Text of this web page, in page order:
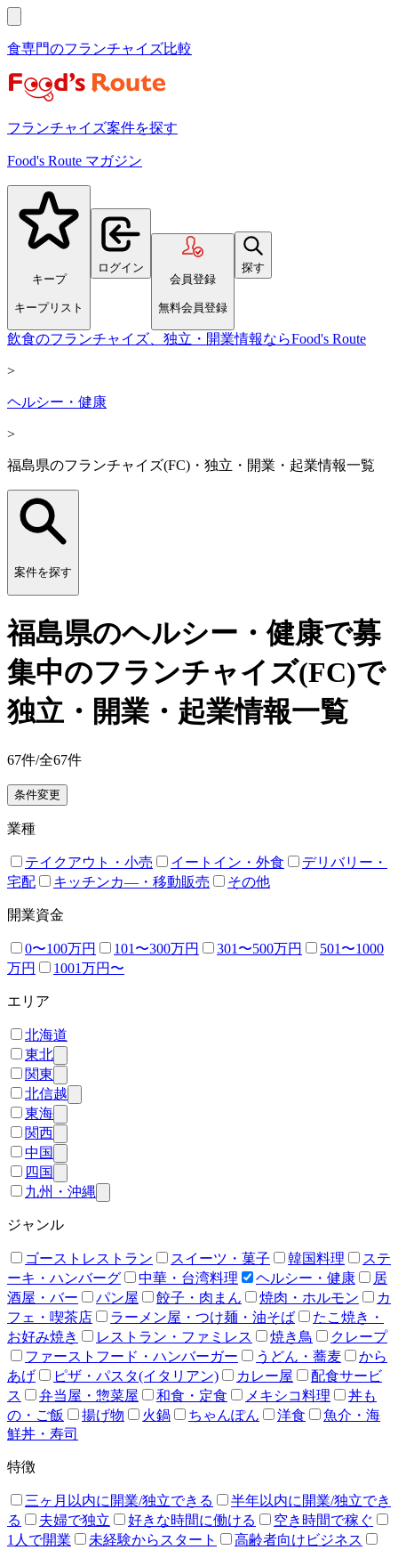
食専門のフランチャイズ比較
フランチャイズ案件を探す
Food's Route マガジン
キープ
キープリスト
ログイン
会員登録
無料会員登録
探す
飲食のフランチャイズ、独立・開業情報ならFood's Route
>
ヘルシー・健康
>
福島県のフランチャイズ(FC)・独立・開業・起業情報一覧
案件を探す
福島県のヘルシー・健康で募
集中のフランチャイズ(FC)で
独立・開業・起業情報一覧
67件/全67件
条件変更
業種
テイクアウト・小売 イートイン・外食
デリバリー・
宅配
キッチンカ―・移動販売 その他
開業資金
0〜100万円 101〜300万円 301〜500万円
501〜1000
万円
1001万円〜
エリア
北海道
東北
関東
北信越
東海
関西
中国
四国
九州・沖縄
ジャンル
ゴーストレストラン スイーツ・菓子 韓国料理
ステ
ーキ・ハンバーグ
中華・台湾料理 ヘルシー・健康
居
酒屋・バー
パン屋 餃子・肉まん 焼肉・ホルモン
カ
フェ・喫茶店
ラーメン屋・つけ麺・油そば
たこ焼き・
お好み焼き
レストラン・ファミレス 焼き鳥
クレープ
ファーストフード・ハンバーガー
うどん・蕎麦
から
あげ
ピザ・パスタ(イタリアン) カレー屋
配食サービ
ス
弁当屋・惣菜屋 和食・定食 メキシコ料理
丼も
の・ご飯
揚げ物 火鍋 ちゃんぽん 洋食
魚介・海
鮮丼・寿司
特徴
三ヶ月以内に開業/独立できる
半年以内に開業/独立でき
る
夫婦で独立 好きな時間に働ける
空き時間で稼ぐ
1人で開業
未経験からスタート
高齢者向けビジネス